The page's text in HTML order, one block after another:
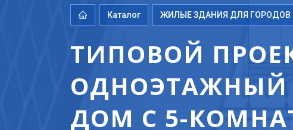
Каталог ЖИЛЫЕ ЗДАНИЯ ДЛЯ ГОРОДОВ
ТИПОВОЙ
ДОМ С 5-